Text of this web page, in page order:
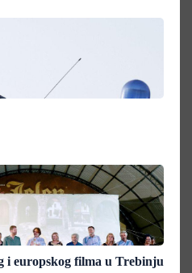
i europskog filma u Trebinju